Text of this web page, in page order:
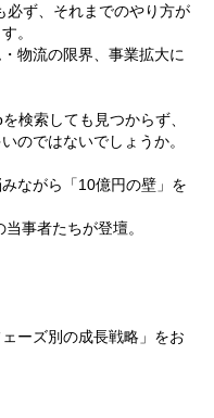
必ず、それまでのやり方が
。
物流の限界、事業拡大に
検索しても見つからず、
のではないでしょうか。
ながら「10億円の壁」を
事者たちが登壇。
ーズ別の成長戦略」をお